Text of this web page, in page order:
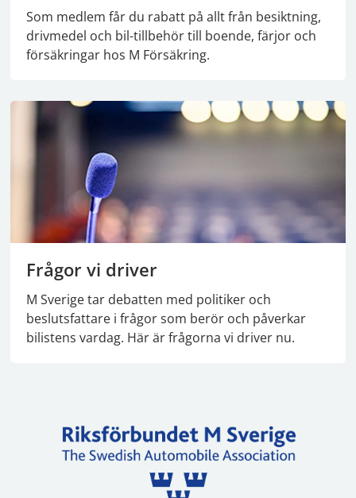
Som medlem får du rabatt på allt från besiktning,
drivmedel och bil-tillbehör till boende, färjor och
försäkringar hos M Försäkring.
Frågor vi driver
M Sverige tar debatten med politiker och
beslutsfattare i frågor som berör och påverkar
bilistens vardag. Här är frågorna vi driver nu.